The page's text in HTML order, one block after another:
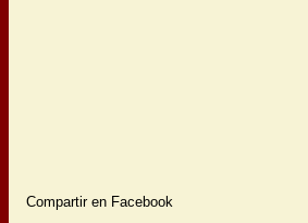
Compartir en Facebook